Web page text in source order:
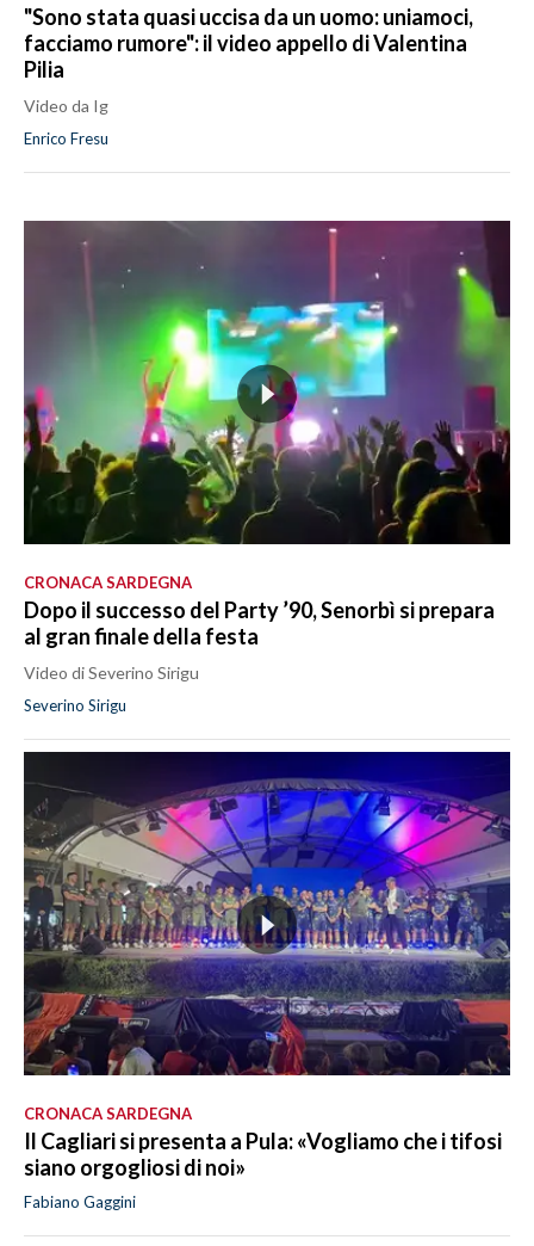
"Sono stata quasi uccisa da un uomo: uniamoci,
facciamo rumore": il video appello di Valentina
Pilia
Video da Ig
Enrico Fresu
CRONACA SARDEGNA
Dopo il successo del Party ’90, Senorbì si prepara
al gran finale della festa
Video di Severino Sirigu
Severino Sirigu
CRONACA SARDEGNA
Il Cagliari si presenta a Pula: «Vogliamo che i tifosi
siano orgogliosi di noi»
Fabiano Gaggini